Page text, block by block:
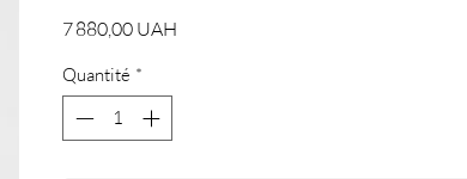
7 880,00 UAH
Quantité *